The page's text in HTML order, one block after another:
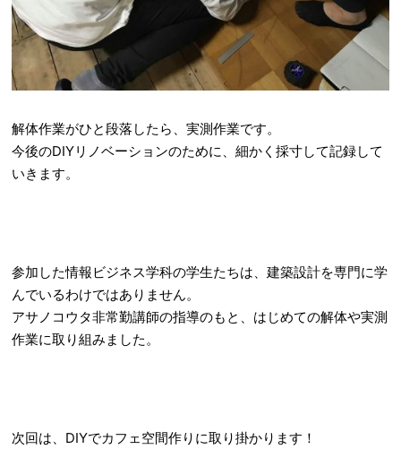
解体作業がひと段落したら、実測作業です。
今後のDIYリノベーションのために、細かく採寸して記録して
いきます。
参加した情報ビジネス学科の学生たちは、建築設計を専門に学
んでいるわけではありません。
アサノコウタ非常勤講師の指導のもと、はじめての解体や実測
作業に取り組みました。
次回は、DIYでカフェ空間作りに取り掛かります！